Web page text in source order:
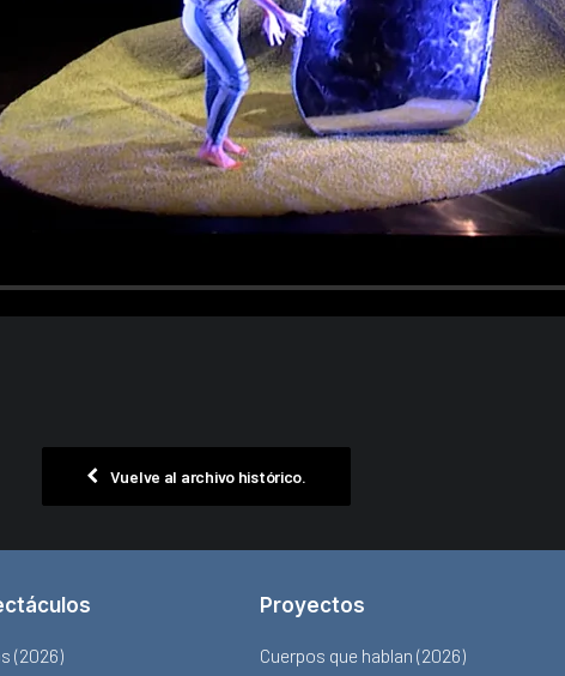
Vuelve al archivo histórico.
(2026)
Proyectos
Cuerpos que hablan (2026)